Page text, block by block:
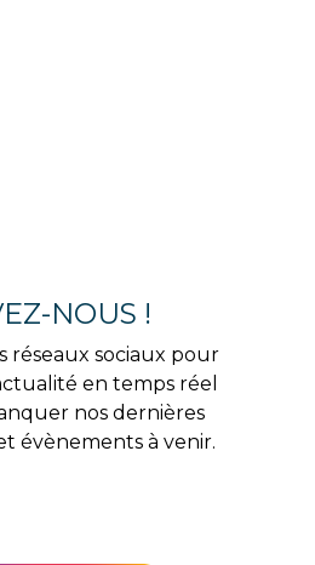
NOUS !
réseaux sociaux pour
en temps réel
nos dernières
évènements à venir.